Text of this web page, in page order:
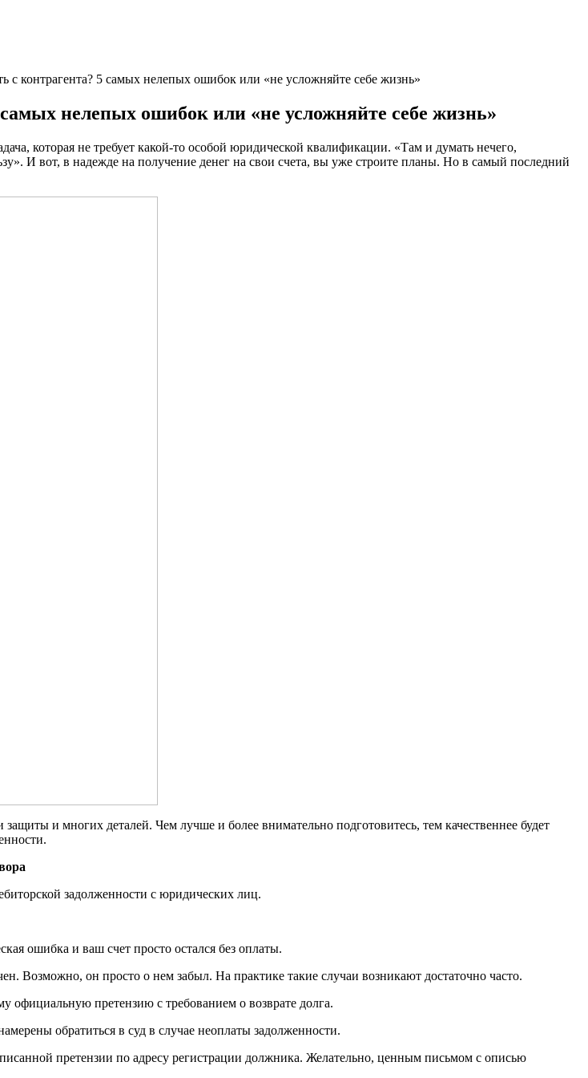
с контрагента? 5 самых нелепых ошибок или «не усложняйте себе жизнь»
нелепых ошибок или «не усложняйте себе жизнь»
которая не требует какой-то особой юридической квалификации. «Там и думать нечего,
И вот, в надежде на получение денег на свои счета, вы уже строите планы. Но в самый последний
и многих деталей. Чем лучше и более внимательно подготовитесь, тем качественнее будет
задолженности с юридических лиц.
ошибка и ваш счет просто остался без оплаты.
Возможно, он просто о нем забыл. На практике такие случаи возникают достаточно часто.
официальную претензию с требованием о возврате долга.
обратиться в суд в случае неоплаты задолженности.
претензии по адресу регистрации должника. Желательно, ценным письмом с описью